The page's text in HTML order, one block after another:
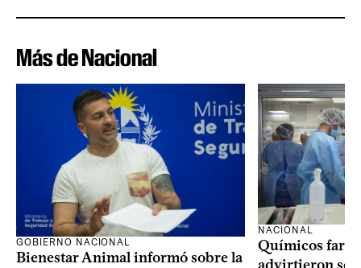
Más de Nacional
GOBIERNO NACIONAL
Bienestar Animal informó sobre la
NACIONAL
Químicos